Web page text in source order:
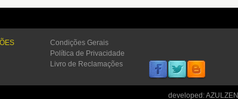
Condições Gerais
Política de Privacidade
Livro de Reclamações
developed:AZULZEN